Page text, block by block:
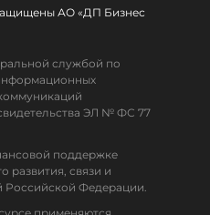
АО «ДП Бизнес
службой по
ЭЛ № ФС 77
поддержке
развития, связи и
Российской Федерации.